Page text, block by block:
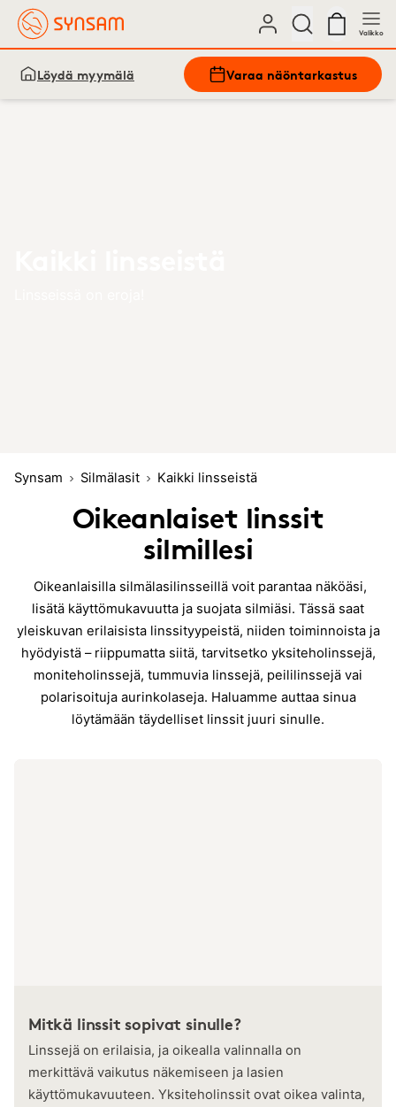
Valikko
Löydä myymälä Varaa näöntarkastus
Synsam Silmälasit Kaikki linsseistä
Oikeanlaiset linssit
silmillesi
Oikeanlaisilla silmälasilinsseillä voit parantaa näköäsi,
lisätä käyttömukavuutta ja suojata silmiäsi. Tässä saat
yleiskuvan erilaisista linssityypeistä, niiden toiminnoista ja
hyödyistä – riippumatta siitä, tarvitsetko yksiteholinssejä,
moniteholinssejä, tummuvia linssejä, peililinssejä vai
polarisoituja aurinkolaseja. Haluamme auttaa sinua
löytämään täydelliset linssit juuri sinulle.
Mitkä linssit sopivat sinulle?
Linssejä on erilaisia, ja oikealla valinnalla on
merkittävä vaikutus näkemiseen ja lasien
käyttömukavuuteen. Yksiteholinssit ovat oikea valinta,